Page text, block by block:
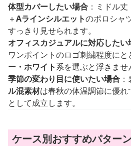
体型カバーしたい場合 ：ミドル
＋Aラインシルエットのポロシャ
すっきり見せられます。
オフィスカジュアルに対応したい
ワンポイントのロゴ刺繍程度にと
ー・ホワイト系を選ぶと浮きませ
季節の変わり目に使いたい場合
ル混素材は春秋の体温調節に優
として成立します。
ケース別おすすめパター